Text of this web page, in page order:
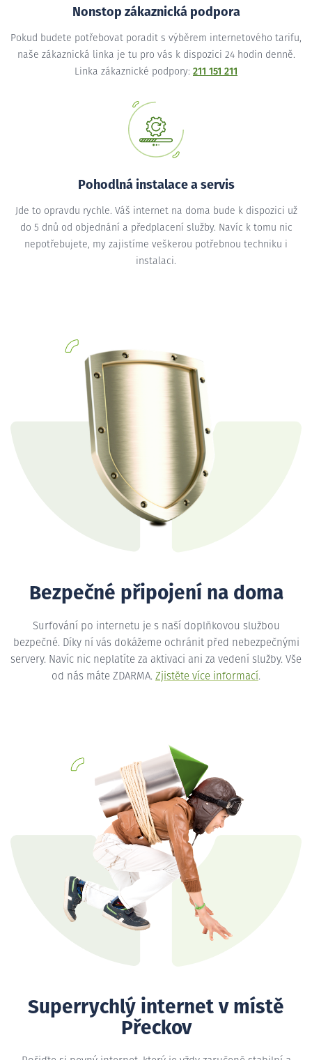
Nonstop zákaznická podpora
Pokud budete potřebovat poradit s výběrem internetového tarifu,
naše zákaznická linka je tu pro vás k dispozici 24 hodin denně.
Linka zákaznické podpory: 211 151 211
Pohodlná instalace a servis
Jde to opravdu rychle. Váš internet na doma bude k dispozici už
do 5 dnů od objednání a předplacení služby. Navíc k tomu nic
nepotřebujete, my zajistíme veškerou potřebnou techniku i
instalaci.
Bezpečné připojení na doma
Surfování po internetu je s naší doplňkovou službou
bezpečné. Díky ní vás dokážeme ochránit před nebezpečnými
servery. Navíc nic neplatíte za aktivaci ani za vedení služby. Vše
od nás máte ZDARMA. Zjistěte více informací.
Superrychlý internet v místě
Přeckov